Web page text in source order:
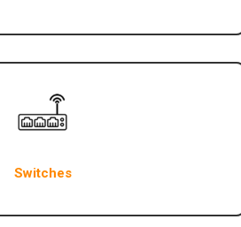
Switches